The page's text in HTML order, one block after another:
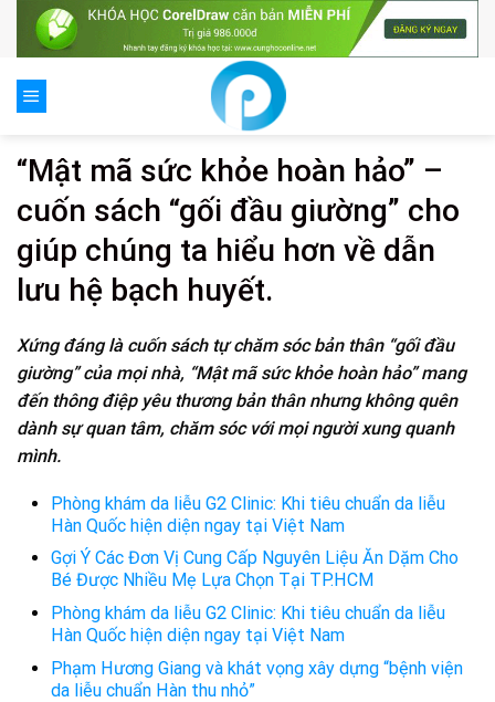
“Mật mã sức khỏe hoàn hảo” –
cuốn sách “gối đầu giường” cho
giúp chúng ta hiểu hơn về dẫn
lưu hệ bạch huyết.
Xứng đáng là cuốn sách tự chăm sóc bản thân “gối đầu
giường” của mọi nhà, “Mật mã sức khỏe hoàn hảo” mang
đến thông điệp yêu thương bản thân nhưng không quên
dành sự quan tâm, chăm sóc với mọi người xung quanh
mình.
Phòng khám da liễu G2 Clinic: Khi tiêu chuẩn da liễu
Hàn Quốc hiện diện ngay tại Việt Nam
Gợi Ý Các Đơn Vị Cung Cấp Nguyên Liệu Ăn Dặm Cho
Bé Được Nhiều Mẹ Lựa Chọn Tại TP.HCM
Phòng khám da liễu G2 Clinic: Khi tiêu chuẩn da liễu
Hàn Quốc hiện diện ngay tại Việt Nam
Phạm Hương Giang và khát vọng xây dựng “bệnh viện
da liễu chuẩn Hàn thu nhỏ”